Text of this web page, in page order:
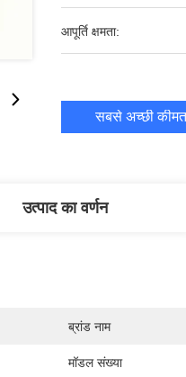
आपूर्ति क्षमता:
सबसे अच्छी कीमत
उत्पाद का वर्णन
ब्रांड नाम
मॉडल संख्या